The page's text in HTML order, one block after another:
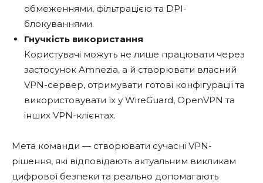
обмеженнями, фільтрацією та DPI-
блокуваннями.
Гнучкість використання
Користувачі можуть не лише працювати через
застосунок Amnezia, а й створювати власний
VPN-сервер, отримувати готові конфігурації та
використовувати їх у WireGuard, OpenVPN та
інших VPN-клієнтах.
Мета команди — створювати сучасні VPN-
рішення, які відповідають актуальним викликам
цифрової безпеки та реально допомагають